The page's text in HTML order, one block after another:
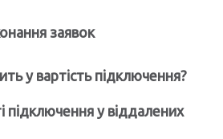
заявок
у вартість підключення?
підключення у віддалених